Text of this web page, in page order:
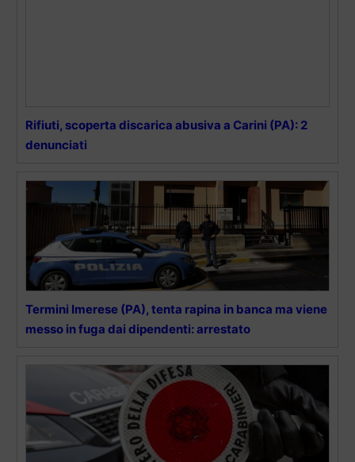
Rifiuti, scoperta discarica abusiva a Carini (PA): 2
denunciati
Termini Imerese (PA), tenta rapina in banca ma viene
messo in fuga dai dipendenti: arrestato